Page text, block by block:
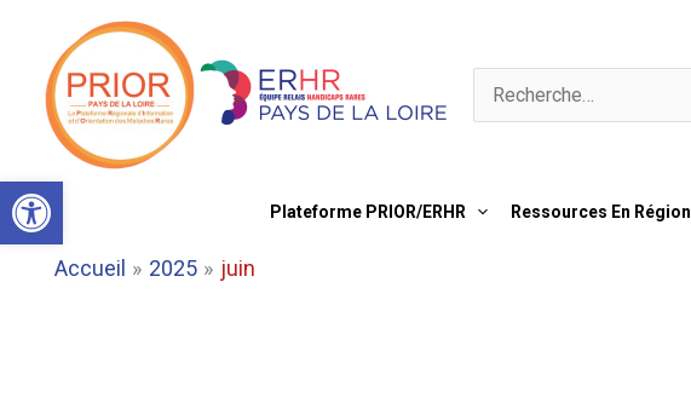
Ouvrir la barre d’outils
contenu
Rechercher :
Plateforme PRIOR/ERHR Ressources En Région
Accueil 2025 juin